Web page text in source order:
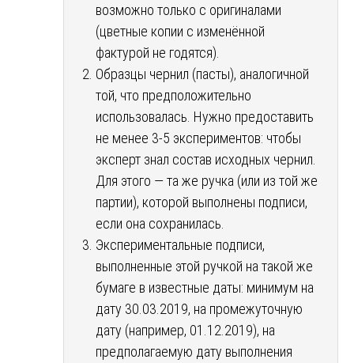
возможно только с оригиналами
(цветные копии с изменённой
фактурой не годятся).
Образцы чернил (пасты), аналогичной
той, что предположительно
использовалась. Нужно предоставить
не менее 3-5 экспериментов: чтобы
эксперт знал состав исходных чернил.
Для этого — та же ручка (или из той же
партии), которой выполнены подписи,
если она сохранилась.
Экспериментальные подписи,
выполненные этой ручкой на такой же
бумаге в известные даты: минимум на
дату 30.03.2019, на промежуточную
дату (например, 01.12.2019), на
предполагаемую дату выполнения